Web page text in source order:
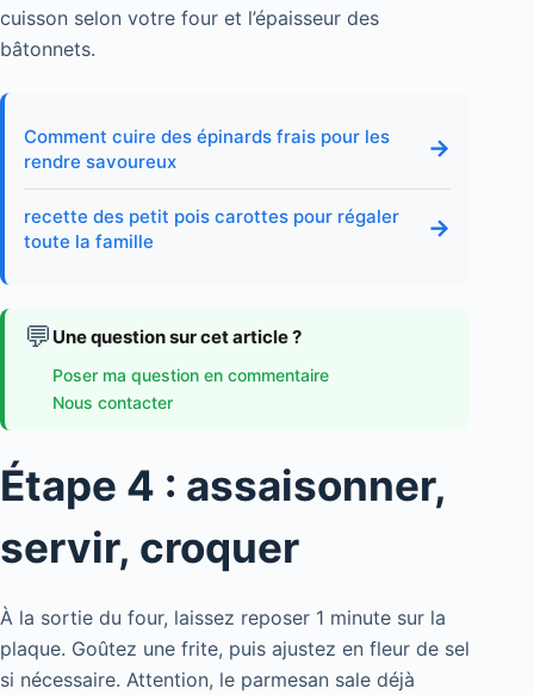
cuisson selon votre four et l’épaisseur des
bâtonnets.
Comment cuire des épinards frais pour les
rendre savoureux
→
recette des petit pois carottes pour régaler
toute la famille
→
💬 Une question sur cet article ?
Poser ma question en commentaire
Nous contacter
Étape 4 : assaisonner,
servir, croquer
À la sortie du four, laissez reposer 1 minute sur la
plaque. Goûtez une frite, puis ajustez en fleur de sel
si nécessaire. Attention, le parmesan sale déjà